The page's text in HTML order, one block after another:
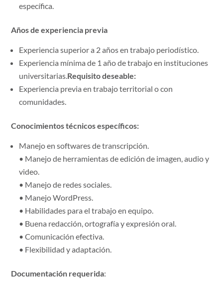
específica.
Años de experiencia previa
Experiencia superior a 2 años en trabajo periodístico.
Experiencia mínima de 1 año de trabajo en instituciones
universitarias. Requisito deseable:
Experiencia previa en trabajo territorial o con
comunidades.
Conocimientos técnicos específicos:
Manejo en softwares de transcripción.
• Manejo de herramientas de edición de imagen, audio y
video.
• Manejo de redes sociales.
• Manejo WordPress.
• Habilidades para el trabajo en equipo.
• Buena redacción, ortografía y expresión oral.
• Comunicación efectiva.
• Flexibilidad y adaptación.
Documentación requerida: